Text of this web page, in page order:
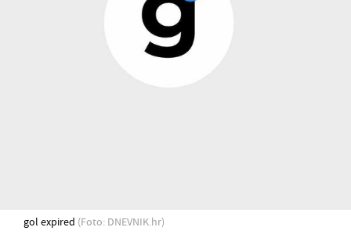
gol expired (Foto: DNEVNIK.hr)